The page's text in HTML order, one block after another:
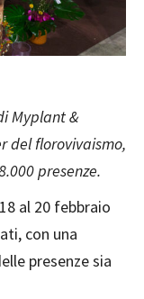
Myplant &
del florovivaismo,
presenze.
al 20 febbraio
con una
presenze sia